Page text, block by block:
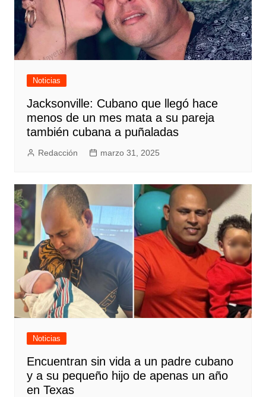
Noticias
Jacksonville: Cubano que llegó hace
menos de un mes mata a su pareja
también cubana a puñaladas
Redacción marzo 31, 2025
Noticias
Encuentran sin vida a un padre cubano
y a su pequeño hijo de apenas un año
en Texas